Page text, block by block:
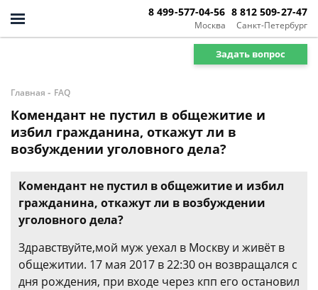
Москва
8 499-577-04-56
Санкт-Петербург
8 812 509-27-47
Задать вопрос
Главная - FAQ
Комендант не пустил в общежитие и
избил гражданина, откажут ли в
возбуждении уголовного дела?
Комендант не пустил в общежитие и избил
гражданина, откажут ли в возбуждении
уголовного дела?
Здравствуйте,мой муж уехал в Москву и живёт в
общежитии. 17 мая 2017 в 22:30 он возвращался с
дня рождения, при входе через кпп его остановил